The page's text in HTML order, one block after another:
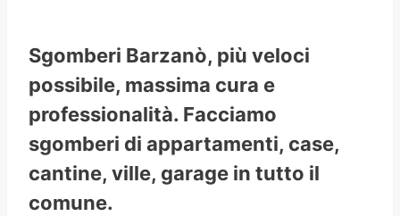
Sgomberi Barzanò, più veloci
possibile, massima cura e
professionalità. Facciamo
sgomberi di appartamenti, case,
cantine, ville, garage in tutto il
comune.